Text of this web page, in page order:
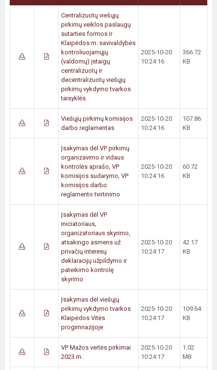
Centralizuotų viešųjų
pirkimų veiklos paslaugų
sutarties formos ir
Klaipėdos m. savivaldybės
kontroliuojamųjų
(valdomų) įstaigų
centralizuotų ir
decentralizuotų viešųjų
pirkimų vykdymo tvarkos
taisyklės
2025-10-20
10:24:16
366.72
KB
Viešųjų pirkimų komisijos
darbo reglamentas
2025-10-20
10:24:16
107.86
KB
Įsakymas dėl VP pirkimų
organizavimo ir vidaus
kontrolės aprašo, VP
komisijos sudarymo, VP
komisijos darbo
reglamento tvirtinimo
2025-10-20
10:24:16
60.72
KB
Įsakymas dėl VP
iniciatoriaus,
organizatoriaus skyrimo,
atsakingo asmens už
privačių interesų
deklaracijų užpildymo ir
pateikimo kontrolę
skyrimo
2025-10-20
10:24:17
42.17
KB
Įsakymas dėl viešųjų
pirkimų vykdymo tvarkos
Klaipėdos Vitės
progimnazijoje
2025-10-20
10:24:17
109.64
KB
VP Mažos vertės pirkimai
2023 m.
2025-10-20
10:24:17
1.02
MB